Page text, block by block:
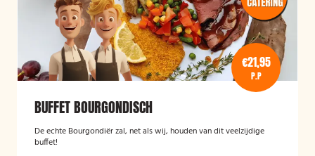
€21,95
P.P
BUFFET BOURGONDISCH
De echte Bourgondiër zal, net als wij, houden van dit veelzijdige
buffet!